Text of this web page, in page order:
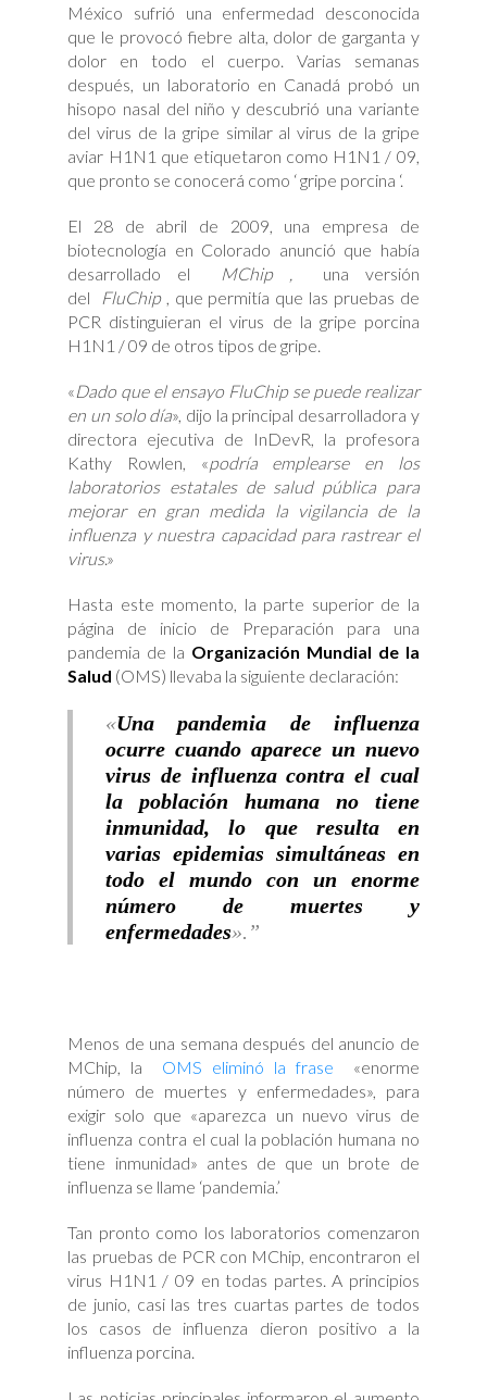
México sufrió una enfermedad desconocida
que le provocó fiebre alta, dolor de garganta y
dolor en todo el cuerpo. Varias semanas
después, un laboratorio en Canadá probó un
hisopo nasal del niño y descubrió una variante
del virus de la gripe similar al virus de la gripe
aviar H1N1 que etiquetaron como H1N1 / 09,
que pronto se conocerá como ‘ gripe porcina ‘.
El 28 de abril de 2009, una empresa de
biotecnología en Colorado anunció que había
desarrollado el MChip ,
una versión
del
FluChip, que permitía que las pruebas de
PCR distinguieran el virus de la gripe porcina
H1N1 / 09 de otros tipos de gripe.
«Dado que el ensayo FluChip se puede realizar
en un solo día», dijo la principal desarrolladora y
directora ejecutiva de InDevR, la profesora
Kathy Rowlen, «podría emplearse en los
laboratorios estatales de salud pública para
mejorar en gran medida la vigilancia de la
influenza y nuestra capacidad para rastrear el
virus.»
Hasta este momento, la parte superior de la
página de inicio de Preparación para una
pandemia de la Organización Mundial de la
Salud (OMS) llevaba la siguiente declaración:
«Una pandemia de influenza
ocurre cuando aparece un nuevo
virus de influenza contra el cual
la población humana no tiene
inmunidad, lo que resulta en
varias epidemias simultáneas en
todo el mundo con un enorme
número de muertes y
enfermedades».
Menos de una semana después del anuncio de
MChip, la OMS eliminó la frase «enorme
número de muertes y enfermedades», para
exigir solo que «aparezca un nuevo virus de
influenza contra el cual la población humana no
tiene inmunidad» antes de que un brote de
influenza se llame ‘pandemia.’
Tan pronto como los laboratorios comenzaron
las pruebas de PCR con MChip, encontraron el
virus H1N1 / 09 en todas partes. A principios
de junio, casi las tres cuartas partes de todos
los casos de influenza dieron positivo a la
influenza porcina.